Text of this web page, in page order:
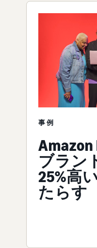
事例
Amazon
ブラン
25%高
たらす